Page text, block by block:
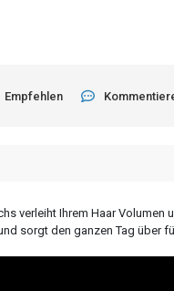
Empfehlen
verleiht Ihrem Haar
sorgt den ganzen Tag über